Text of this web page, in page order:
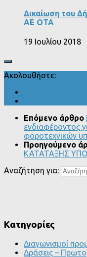
Δικαίωση του
ΑΕ ΟΤΑ
19 Ιουλίου 2018
Ακολουθήστε:
Επόμενο άρθρο
ενδιαφέροντος
φοροτεχνικών
Προηγούμενο
ΚΑΤΑΤΑΞΗΣ
Αναζήτηση για:
Kατηγορίες
Διαγωνισμοί
Δράσεις –